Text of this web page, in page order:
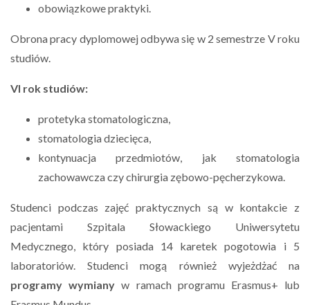
obowiązkowe praktyki.
Obrona pracy dyplomowej odbywa się w 2 semestrze V roku
studiów.
VI rok studiów:
protetyka stomatologiczna,
stomatologia dziecięca,
kontynuacja przedmiotów, jak stomatologia
zachowawcza czy chirurgia zębowo-pęcherzykowa.
Studenci podczas zajęć praktycznych są w kontakcie z
pacjentami Szpitala Słowackiego Uniwersytetu
Medycznego, który posiada 14 karetek pogotowia i 5
laboratoriów. Studenci mogą również wyjeżdżać na
programy wymiany w ramach programu Erasmus+ lub